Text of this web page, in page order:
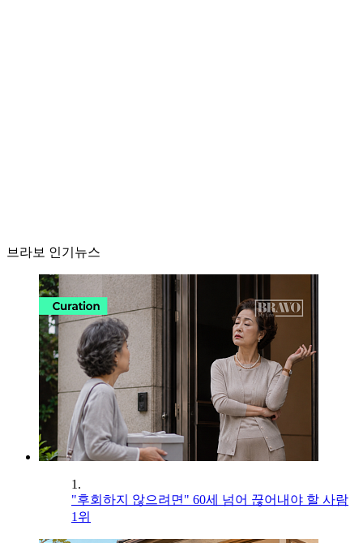
브라보 인기뉴스
1.
"후회하지 않으려면" 60세 넘어 끊어내야 할 사람
1위